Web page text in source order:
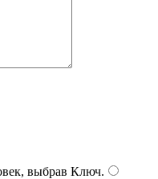
выбрав Ключ.